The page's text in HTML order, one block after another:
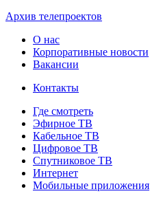
Архив телепроектов
О нас
Корпоративные новости
Вакансии
Контакты
Где смотреть
Эфирное ТВ
Кабельное ТВ
Цифровое ТВ
Спутниковое ТВ
Интернет
Мобильные приложения